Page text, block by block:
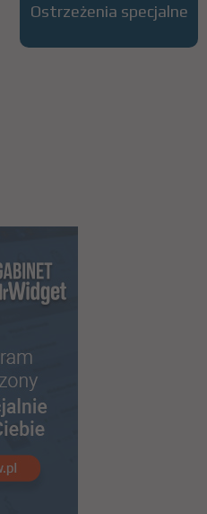
Ostrzeżenia specjalne